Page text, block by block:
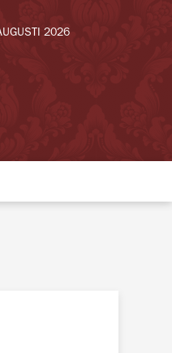
2026